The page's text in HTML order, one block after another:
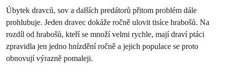
Úbytek dravců, sov a dalších predátorů přitom problém dále
prohlubuje. Jeden dravec dokáže ročně ulovit tisíce hrabošů. Na
rozdíl od hrabošů, kteří se množí velmi rychle, mají draví ptáci
zpravidla jen jedno hnízdění ročně a jejich populace se proto
obnovují výrazně pomaleji.